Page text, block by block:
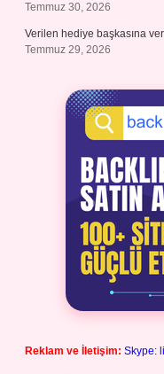
Temmuz 30, 2026
Verilen hediye başkasına
Temmuz 29, 2026
Reklam ve İletişim: Skype: